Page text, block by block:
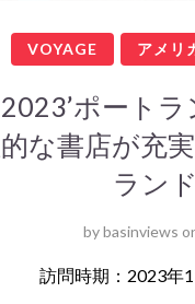
VOYAGE アメリ
2023’ポート
な書店が充
ラン
bybasinviews
訪問時期：2023年